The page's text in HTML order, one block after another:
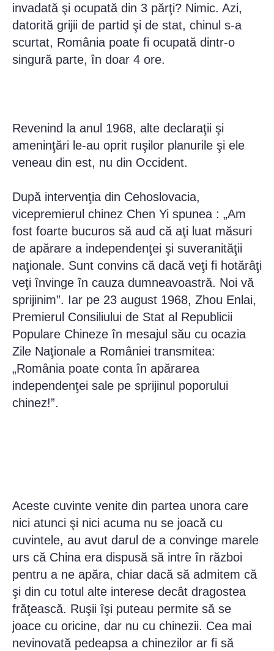
invadată şi ocupată din 3 părţi? Nimic. Azi,
datorită grijii de partid şi de stat, chinul s-a
scurtat, România poate fi ocupată dintr-o
singură parte, în doar 4 ore.
Revenind la anul 1968, alte declaraţii şi
ameninţări le-au oprit ruşilor planurile şi ele
veneau din est, nu din Occident.
După intervenţia din Cehoslovacia,
vicepremierul chinez Chen Yi spunea : „Am
fost foarte bucuros să aud că aţi luat măsuri
de apărare a independenţei şi suveranităţii
naţionale. Sunt convins că dacă veţi fi hotărâţi
veţi învinge în cauza dumneavoastră. Noi vă
sprijinim”. Iar pe 23 august 1968, Zhou Enlai,
Premierul Consiliului de Stat al Republicii
Populare Chineze în mesajul său cu ocazia
Zile Naţionale a României transmitea:
„România poate conta în apărarea
independenţei sale pe sprijinul poporului
chinez!”.
Aceste cuvinte venite din partea unora care
nici atunci şi nici acuma nu se joacă cu
cuvintele, au avut darul de a convinge marele
urs că China era dispusă să intre în război
pentru a ne apăra, chiar dacă să admitem că
şi din cu totul alte interese decât dragostea
frăţească. Ruşii îşi puteau permite să se
joace cu oricine, dar nu cu chinezii. Cea mai
nevinovată pedeapsa a chinezilor ar fi să